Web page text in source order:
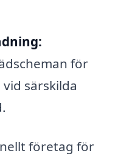
för
särskilda
företag för